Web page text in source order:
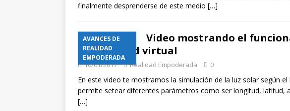
finalmente desprenderse de este medio […]
AVANCES DE
REALIDAD
EMPODERADA
Video mostrando el
en al ciudad virtual
10/01/2017 Realidad Empoderada 0
En este video te mostramos la simulación de la luz solar según
permite setear diferentes parámetros como ser longitud, latitud,
[…]